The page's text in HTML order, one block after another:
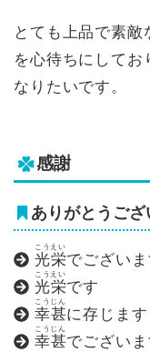
とても上品で素敵
を心待ちにしてお
なりたいです。
感謝
ありがとうござ
光栄
こうえい
でございま
光栄
こうえい
です
幸甚
こうじん
に存じます
幸甚
こうじん
でございま